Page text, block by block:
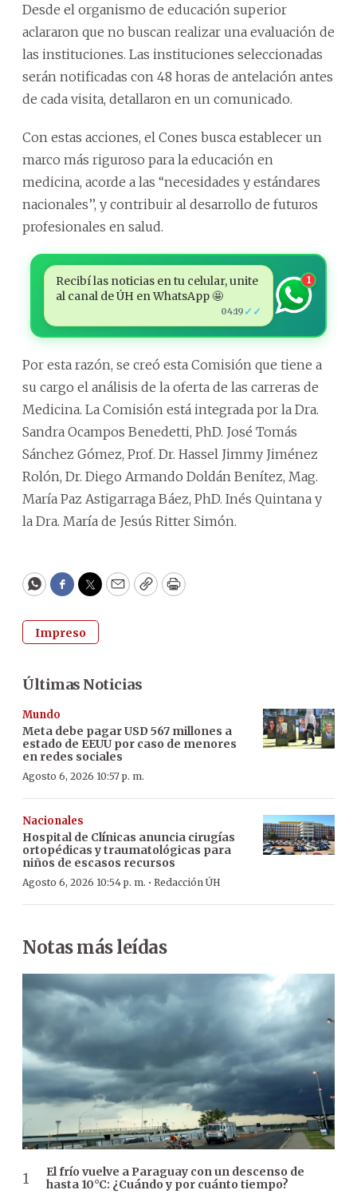
Desde el organismo de educación superior
aclararon que no buscan realizar una evaluación de
las instituciones. Las instituciones seleccionadas
serán notificadas con 48 horas de antelación antes
de cada visita, detallaron en un comunicado.
Con estas acciones, el Cones busca establecer un
marco más riguroso para la educación en
medicina, acorde a las ‘‘necesidades y estándares
nacionales’’, y contribuir al desarrollo de futuros
profesionales en salud.
Recibí las noticias en tu celular, unite
al canal de ÚH en WhatsApp 🤩
04:19 ✓✓
1
Por esta razón, se creó esta Comisión que tiene a
su cargo el análisis de la oferta de las carreras de
Medicina. La Comisión está integrada por la Dra.
Sandra Ocampos Benedetti, PhD. José Tomás
Sánchez Gómez, Prof. Dr. Hassel Jimmy Jiménez
Rolón, Dr. Diego Armando Doldán Benítez, Mag.
María Paz Astigarraga Báez, PhD. Inés Quintana y
la Dra. María de Jesús Ritter Simón.
WhatsApp
Facebook
Twitter
EmailCopyPrint
Impreso
Últimas Noticias
Mundo
Meta debe pagar USD 567 millones a
estado de EEUU por caso de menores
en redes sociales
Agosto 6, 2026 10:57 p. m.
Nacionales
Hospital de Clínicas anuncia cirugías
ortopédicas y traumatológicas para
niños de escasos recursos
Agosto 6, 2026 10:54 p. m. · Redacción ÚH
Notas más leídas
El frío vuelve a Paraguay con un descenso de
hasta 10°C: ¿Cuándo y por cuánto tiempo?